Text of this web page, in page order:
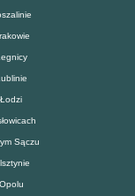
Sączu